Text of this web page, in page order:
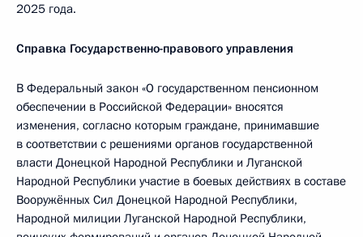
2025 года.
Справка Государственно-правового управления
В Федеральный закон «О государственном пенсионном
обеспечении в Российской Федерации» вносятся
изменения, согласно которым граждане, принимавшие
в соответствии с решениями органов государственной
власти Донецкой Народной Республики и Луганской
Народной Республики участие в боевых действиях в составе
Вооружённых Сил Донецкой Народной Республики,
Народной милиции Луганской Народной Республики,